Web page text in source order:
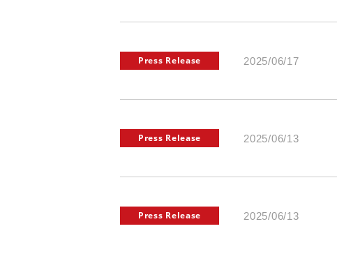
Press Release 2025/06/17
Press Release 2025/06/13
Press Release 2025/06/13